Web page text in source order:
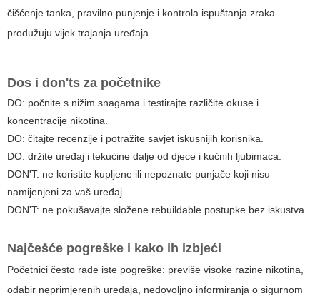
čišćenje tanka, pravilno punjenje i kontrola ispuštanja zraka
produžuju vijek trajanja uređaja.
Dos i don'ts za početnike
DO: počnite s nižim snagama i testirajte različite okuse i
koncentracije nikotina.
DO: čitajte recenzije i potražite savjet iskusnijih korisnika.
DO: držite uređaj i tekućine dalje od djece i kućnih ljubimaca.
DON'T: ne koristite kupljene ili nepoznate punjače koji nisu
namijenjeni za vaš uređaj.
DON'T: ne pokušavajte složene rebuildable postupke bez iskustva.
Najčešće pogreške i kako ih izbjeći
Početnici često rade iste pogreške: previše visoke razine nikotina,
odabir neprimjerenih uređaja, nedovoljno informiranja o sigurnom